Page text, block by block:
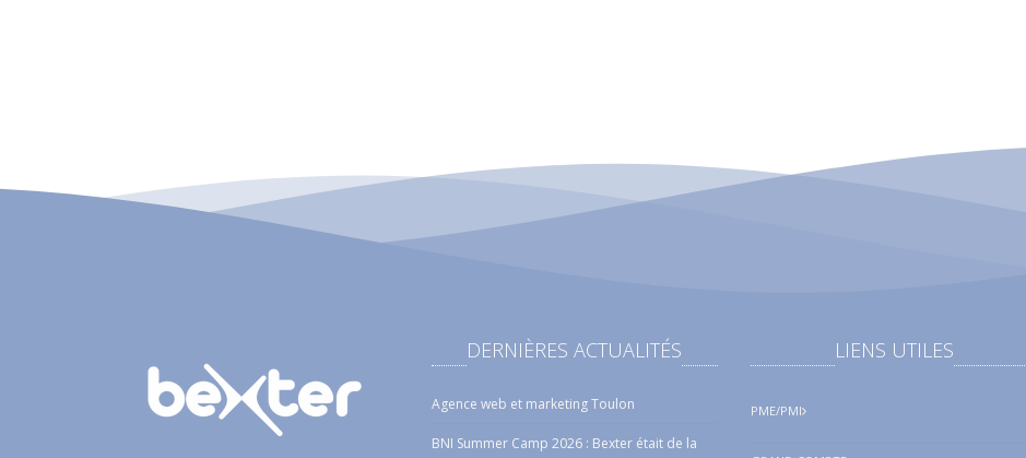
DERNIÈRES ACTUALITÉS
Agence web et marketing Toulon
BNI Summer Camp 2026 : Bexter était de la
LIENS UTILES
PME/PMI